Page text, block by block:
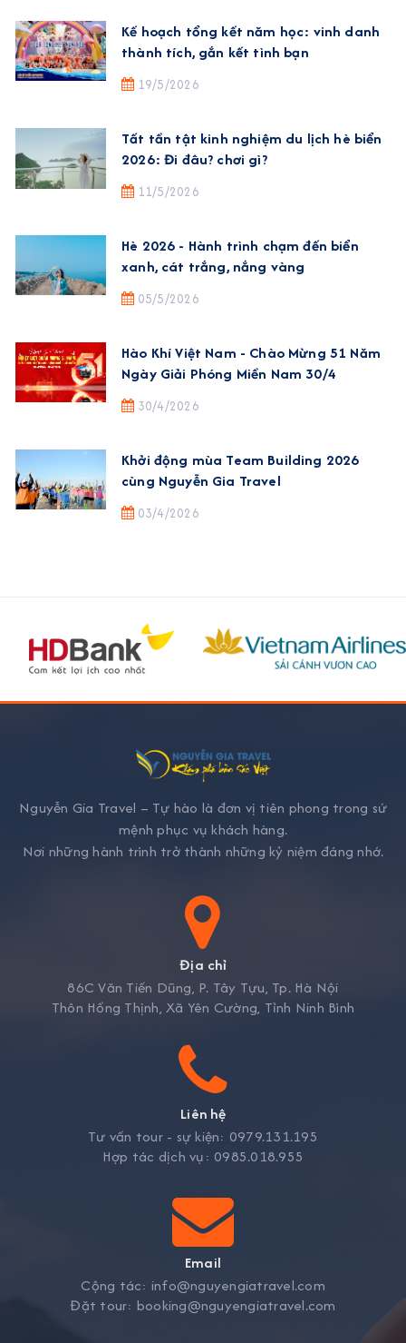
Kế hoạch tổng kết năm học: vinh danh
thành tích, gắn kết tình bạn
19/5/2026
Tất tần tật kinh nghiệm du lịch hè biển
2026: Đi đâu? chơi gì?
11/5/2026
Hè 2026 - Hành trình chạm đến biển
xanh, cát trắng, nắng vàng
05/5/2026
Hào Khí Việt Nam - Chào Mừng 51 Năm
Ngày Giải Phóng Miền Nam 30/4
30/4/2026
Khởi động mùa Team Building 2026
cùng Nguyễn Gia Travel
03/4/2026
Nguyễn Gia Travel – Tự hào là đơn vị tiên phong trong sứ
mệnh phục vụ khách hàng.
Nơi những hành trình trở thành những kỷ niệm đáng nhớ.
Địa chỉ
86C Văn Tiến Dũng, P. Tây Tựu, Tp. Hà Nội
Thôn Hồng Thịnh, Xã Yên Cường, Tỉnh Ninh Bình
Liên hệ
Tư vấn tour - sự kiện: 0979.131.195
Hợp tác dịch vụ: 0985.018.955
Email
Cộng tác: info@nguyengiatravel.com
Đặt tour: booking@nguyengiatravel.com